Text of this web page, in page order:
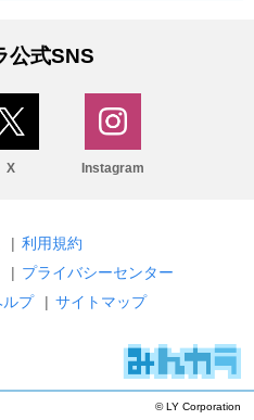
公式SNS
X Instagram
| 利用規約
| プライバシーセンター
ルプ | サイトマップ
© LY Corporation